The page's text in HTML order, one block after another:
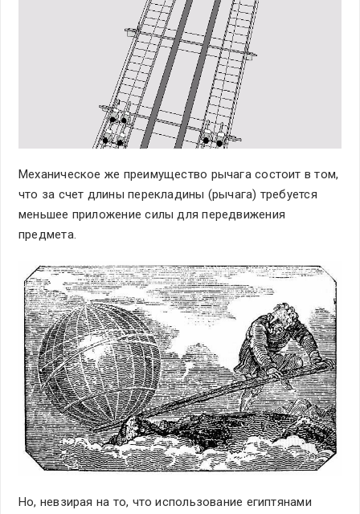
Механическое же преимущество рычага состоит в том,
что за счет длины перекладины (рычага) требуется
меньшее приложение силы для передвижения
предмета.
Но, невзирая на то, что использование египтянами